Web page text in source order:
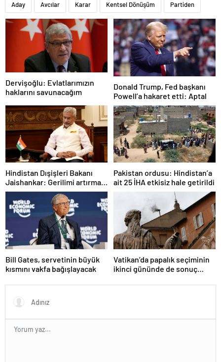
Aday Avcılar Karar Kentsel Dönüşüm Partiden
Dervişoğlu: Evlatlarımızın
haklarını savunacağım
Donald Trump, Fed başkanı
Powell’a hakaret etti: Aptal
Hindistan Dışişleri Bakanı
Jaishankar: Gerilimi artırmak
gibi bir niyetimiz yok
Pakistan ordusu: Hindistan’a
ait 25 İHA etkisiz hale getirildi
Bill Gates, servetinin büyük
kısmını vakfa bağışlayacak
Vatikan’da papalık seçiminin
ikinci gününde de sonuç